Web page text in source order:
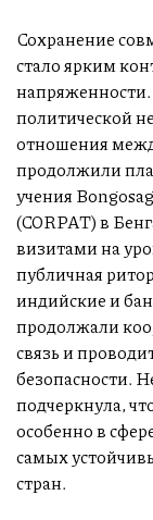
Сохранение
стало ярким
напряженности.
политической
отношения
продолжили
учения
(CORPAT) в
визитами на
публичная
индийские и
продолжали
связь и
безопасности.
подчеркнула,
особенно в
самых
стран.